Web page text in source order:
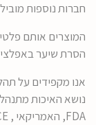
חברות נוספות
המוצרים אותם
הסרת שיער
אנו מקפידים על
נושא האיכות